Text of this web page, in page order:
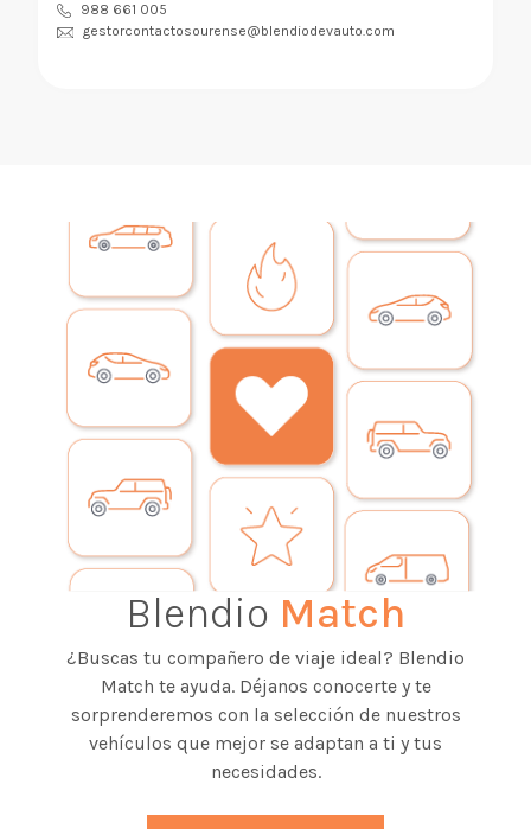
988 661 005
gestorcontactosourense@blendiodevauto.com
Blendio Match
¿Buscas tu compañero de viaje ideal? Blendio
Match te ayuda. Déjanos conocerte y te
sorprenderemos con la selección de nuestros
vehículos que mejor se adaptan a ti y tus
necesidades.